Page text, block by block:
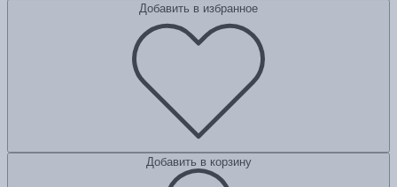
Добавить в избранное
Добавить в корзину